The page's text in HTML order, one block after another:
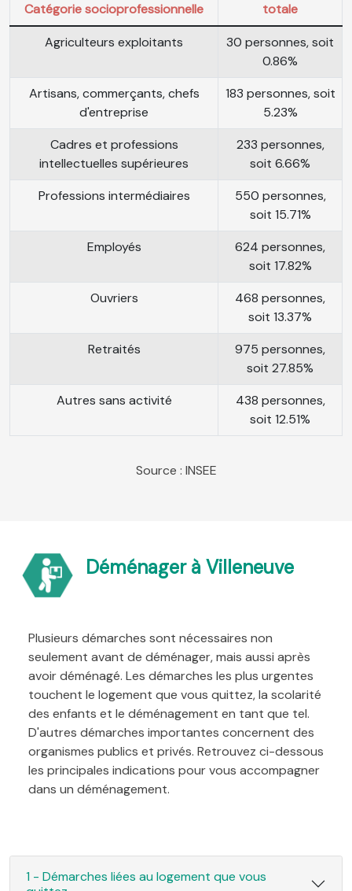
Catégorie socioprofessionnelle
totale
Agriculteurs exploitants
30 personnes, soit
0.86%
Artisans, commerçants, chefs
d'entreprise
183 personnes, soit
5.23%
Cadres et professions
intellectuelles supérieures
233 personnes,
soit 6.66%
Professions intermédiaires
550 personnes,
soit 15.71%
Employés
624 personnes,
soit 17.82%
Ouvriers
468 personnes,
soit 13.37%
Retraités
975 personnes,
soit 27.85%
Autres sans activité
438 personnes,
soit 12.51%
Source : INSEE
Déménager à Villeneuve
Plusieurs démarches sont nécessaires non
seulement avant de déménager, mais aussi après
avoir déménagé. Les démarches les plus urgentes
touchent le logement que vous quittez, la scolarité
des enfants et le déménagement en tant que tel.
D'autres démarches importantes concernent des
organismes publics et privés. Retrouvez ci-dessous
les principales indications pour vous accompagner
dans un déménagement.
1 - Démarches liées au logement que vous